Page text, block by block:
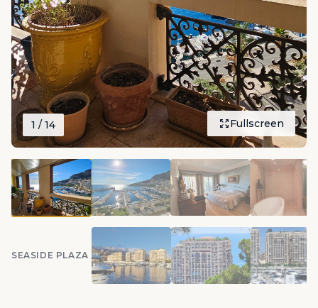
Fullscreen
1 / 14
SEASIDE PLAZA